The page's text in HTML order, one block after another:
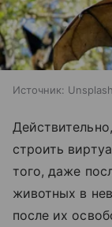
Источник: Unsplash
строить
того, даже
животных в
после их